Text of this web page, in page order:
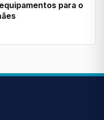
para o